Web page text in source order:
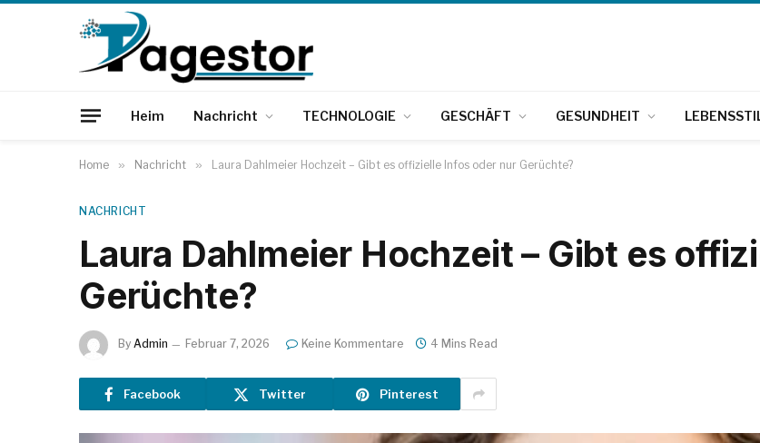
Heim Nachricht TECHNOLOGIE GESCHÄFT GESUNDHEIT
Home » Nachricht » Laura Dahlmeier Hochzeit – Gibt es offizielle Infos oder nur Gerüchte?
NACHRICHT
Laura Dahlmeier Hochzeit – Gibt es
Gerüchte?
By Admin Februar 7, 2026 Keine Kommentare 4 Mins Read
Facebook Twitter Pinterest